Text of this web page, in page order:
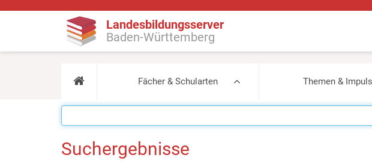
Landesbildungsserver
Baden-Württemberg
Fächer & Schularten Themen &
Suchergebnisse